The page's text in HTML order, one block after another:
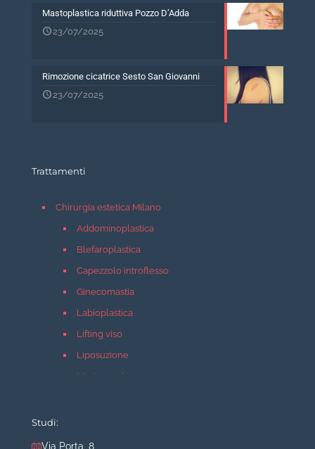
Mastoplastica riduttiva Pozzo D’Adda
23/07/2025
Rimozione cicatrice Sesto San Giovanni
23/07/2025
Trattamenti
Chirurgia estetica Milano
Addominoplastica
Blefaroplastica
Capezzolo introflesso
Ginecomastia
Labioplastica
Lifting viso
Liposuzione
Mastopessi
Studi:
Via Porta, 8